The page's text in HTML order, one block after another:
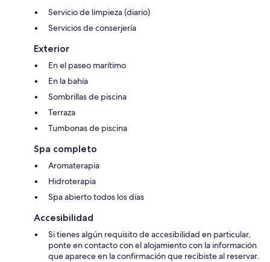
Servicio de limpieza (diario)
Servicios de conserjería
Exterior
En el paseo marítimo
En la bahía
Sombrillas de piscina
Terraza
Tumbonas de piscina
Spa completo
Aromaterapia
Hidroterapia
Spa abierto todos los días
Accesibilidad
Si tienes algún requisito de accesibilidad en particular,
ponte en contacto con el alojamiento con la información
que aparece en la confirmación que recibiste al reservar.